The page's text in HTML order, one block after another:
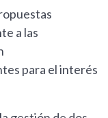
a las
para el interés